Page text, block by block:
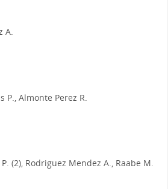
A.
Almonte Perez R.
(2), Rodriguez Mendez A., Raabe M.